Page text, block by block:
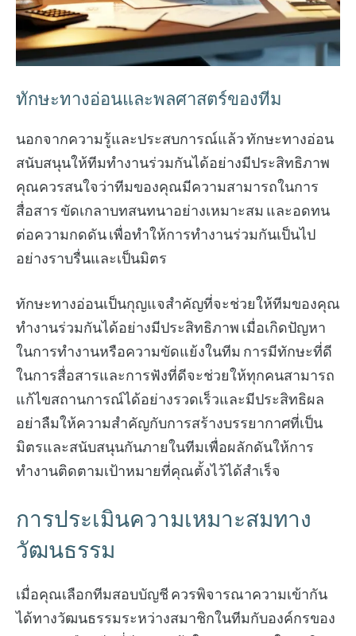
ทักษะทางอ่อนและพลศาสตร์ของทีม
นอกจากความรู้และประสบการณ์แล้ว ทักษะทางอ่อน
สนับสนุนให้ทีมทำงานร่วมกันได้อย่างมีประสิทธิภาพ
คุณควรสนใจว่าทีมของคุณมีความสามารถในการ
สื่อสาร ขัดเกลาบทสนทนาอย่างเหมาะสม และอดทน
ต่อความกดดัน เพื่อทำให้การทำงานร่วมกันเป็นไป
อย่างราบรื่นและเป็นมิตร
ทักษะทางอ่อนเป็นกุญแจสำคัญที่จะช่วยให้ทีมของคุณ
ทำงานร่วมกันได้อย่างมีประสิทธิภาพ เมื่อเกิดปัญหา
ในการทำงานหรือความขัดแย้งในทีม การมีทักษะที่ดี
ในการสื่อสารและการฟังที่ดีจะช่วยให้ทุกคนสามารถ
แก้ไขสถานการณ์ได้อย่างรวดเร็วและมีประสิทธิผล
อย่าลืมให้ความสำคัญกับการสร้างบรรยากาศที่เป็น
มิตรและสนับสนุนกันภายในทีมเพื่อผลักดันให้การ
ทำงานติดตามเป้าหมายที่คุณตั้งไว้ได้สำเร็จ
การประเมินความเหมาะสมทาง
วัฒนธรรม
เมื่อคุณเลือกทีมสอบบัญชี ควรพิจารณาความเข้ากัน
ได้ทางวัฒนธรรมระหว่างสมาชิกในทีมกับองค์กรของ